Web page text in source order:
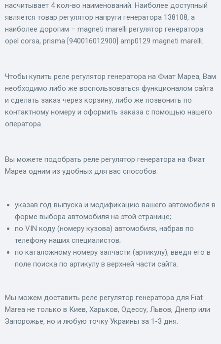
насчитывает 4 кол-во наименований. Наиболее доступный
является товар регулятор напруги генератора 138108, а
наиболее дорогим – magneti marelli регулятор генератора
opel corsa, prisma [940016012900] amp0129 magneti marelli.
Чтобы купить реле регулятор генератора на Фиат Мареа, Вам
необходимо либо же воспользоваться функционалом сайта
и сделать заказ через корзину, либо же позвонить по
контактному номеру и оформить заказа с помощью нашего
оператора.
Вы можете подобрать реле регулятор генератора на Фиат
Мареа одним из удобных для вас способов:
указав год выпуска и модификацию вашего автомобиля в
форме выбора автомобиля на этой странице;
по VIN коду (номеру кузова) автомобиля, набрав по
телефону наших специалистов;
по каталожному номеру запчасти (артикулу), введя его в
поле поиска по артикулу в верхней части сайта.
Мы можем доставить реле регулятор генератора для Fiat
Marea не только в Киев, Харьков, Одессу, Львов, Днепр или
Запорожье, но и любую точку Украины за 1-3 дня.